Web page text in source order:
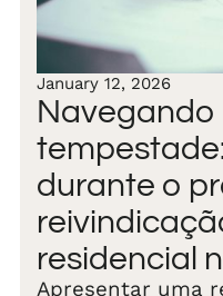
January 12, 2026
Navegando
durante o
residencial
Apresentar uma